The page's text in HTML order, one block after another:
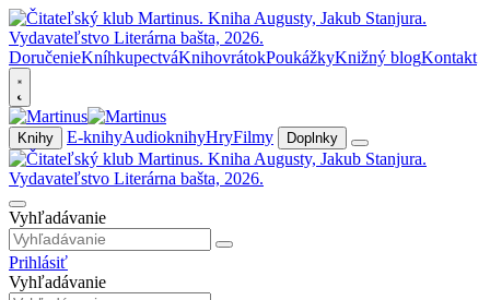
DoručenieKníhkupectváKnihovrátokPoukážkyKnižný blogKontakt
Knihy E-knihyAudioknihyHryFilmy Doplnky
Vyhľadávanie
Prihlásiť
Vyhľadávanie